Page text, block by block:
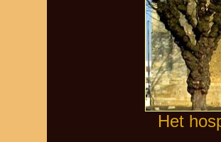
Het